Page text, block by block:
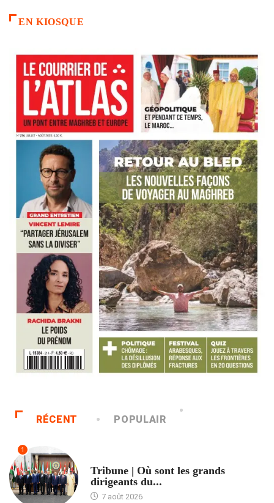
EN KIOSQUE
RÉCENT POPULAIR
1
Tribune | Où sont les grands
dirigeants du...
7 août 2026